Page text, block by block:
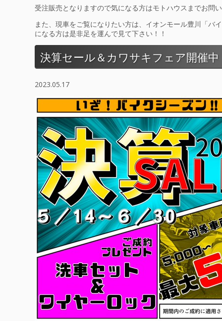
受注販売となりますので気になる方はモトハウスまでお問
また、現車をご覧になりたい方は、イオンモール豊川「バ
になる方は是非足を運んで見て下さい！！
決算セール＆カワサキフェア開催中
2023.05.17